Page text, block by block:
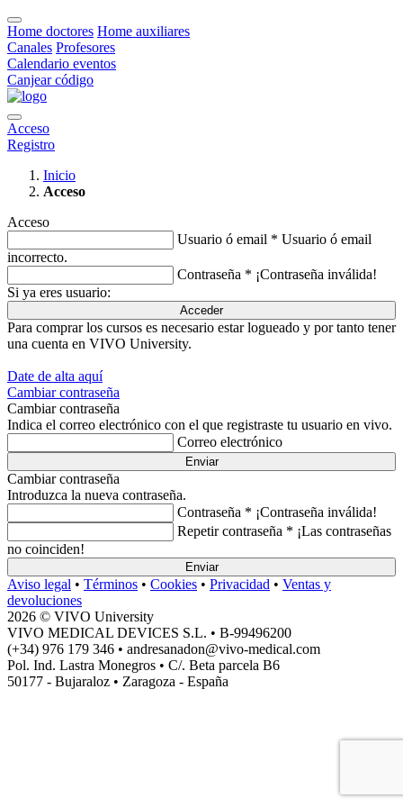
Home doctores Home auxiliares
Canales Profesores
Calendario eventos
Canjear código
Acceso
Registro
Inicio
Acceso
Acceso
Usuario ó email * Usuario ó email
incorrecto.
Contraseña * ¡Contraseña inválida!
Si ya eres usuario:
Acceder
Para comprar los cursos es necesario estar logueado y por tanto tener
una cuenta en VIVO University.
Date de alta aquí
Cambiar contraseña
Cambiar contraseña
Indica el correo electrónico con el que registraste tu usuario en vivo.
Correo electrónico
Enviar
Cambiar contraseña
Introduzca la nueva contraseña.
Contraseña * ¡Contraseña inválida!
Repetir contraseña * ¡Las contraseñas
no coinciden!
Enviar
Aviso legal • Términos • Cookies • Privacidad • Ventas y
devoluciones
2026 © VIVO University
VIVO MEDICAL DEVICES S.L. • B-99496200
(+34) 976 179 346 • andresanadon@vivo-medical.com
Pol. Ind. Lastra Monegros • C/. Beta parcela B6
50177 - Bujaraloz • Zaragoza - España